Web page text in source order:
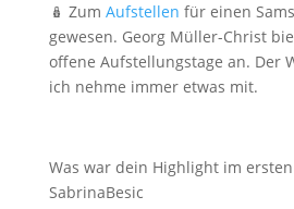
🪆 Zum Aufstellen für einen
gewesen. Georg Müller-Christ
offene Aufstellungstage an. Der
ich nehme immer etwas mit.
Was war dein Highlight im
SabrinaBesic